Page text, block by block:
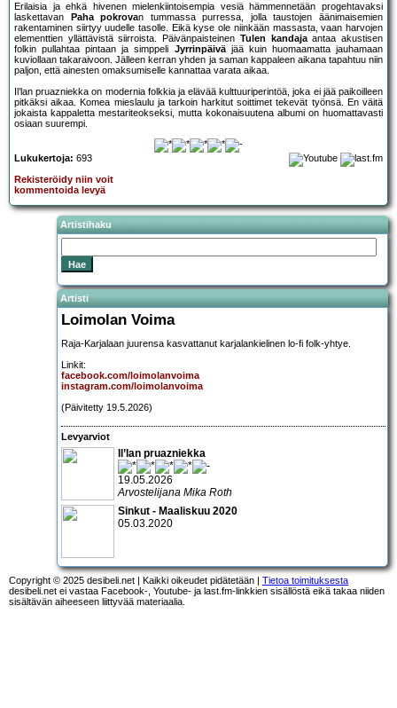
Erilaisia ja ehkä hivenen mielenkiintoisempia vesiä hämmennetään progehtavaksi
laskettavan
Paha pokrovan tummassa purressa, jolla taustojen äänimaisemien
rakentaminen siirtyy uudelle tasolle. Eikä kyse ole niinkään massasta, vaan harvojen
elementtien yllättävistä siirroista. Päivänpaisteinen Tulen kandajaantaa akustisen
folkin pullahtaa pintaan ja simppeli Jyrrinpäiväjää kuin huomaamatta jauhamaan
kuviollaan takaraivoon. Jälleen kerran yhden ja saman kappaleen aikana tapahtuu niin
paljon, että ainesten omaksumiselle kannattaa varata aikaa.
Il’lan pruazniekka on modernia folkkia ja elävää kulttuuriperintöä, joka ei jää paikoilleen
pitkäksi aikaa. Komea mieslaulu ja tarkoin harkitut soittimet tekevät työnsä. En väitä
jokaista kappaletta mestariteokseksi, mutta kokonaisuutena albumi on huomattavasti
osiaan suurempi.
Lukukertoja: 693
Rekisteröidy niin voit
kommentoida levyä
Artistihaku
Artisti
Loimolan Voima
Raja-Karjalaan juurensa kasvattanut karjalankielinen lo-fi folk-yhtye.
Linkit:
facebook.com/loimolanvoima
instagram.com/loimolanvoima
(Päivitetty 19.5.2026)
Levyarviot
Il’lan pruazniekka
19.05.2026
Arvostelijana Mika Roth
Sinkut - Maaliskuu 2020
05.03.2020
Copyright © 2025 desibeli.net | Kaikki oikeudet pidätetään | Tietoa toimituksesta
desibeli.net ei vastaa Facebook-, Youtube- ja last.fm-linkkien sisällöstä eikä takaa niiden
sisältävän aiheeseen liittyvää materiaalia.